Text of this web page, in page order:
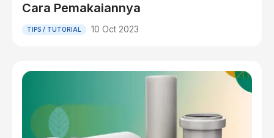
Cara Pemakaiannya
TIPS / TUTORIAL 10 Oct 2023